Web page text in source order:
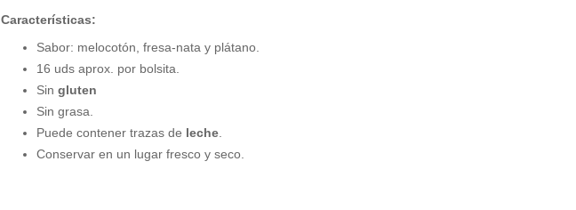
Características:
Sabor: melocotón, fresa-nata y plátano.
16 uds aprox. por bolsita.
Sin gluten
Sin grasa.
Puede contener trazas de leche.
Conservar en un lugar fresco y seco.